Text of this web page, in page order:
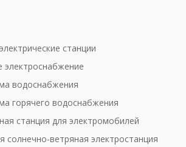
станции
электроснабжение
водоснабжения
горячего водоснабжения
станция для электромобилей
солнечно-ветряная электростанция